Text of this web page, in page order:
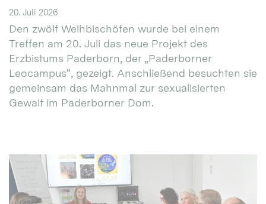
20. Juli 2026
Den zwölf Weihbischöfen wurde bei einem
Treffen am 20. Juli das neue Projekt des
Erzbistums Paderborn, der „Paderborner
Leocampus“, gezeigt. Anschließend besuchten sie
gemeinsam das Mahnmal zur sexualisierten
Gewalt im Paderborner Dom.